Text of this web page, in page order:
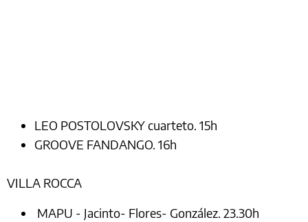
LEO POSTOLOVSKY cuarteto. 15h
GROOVE FANDANGO. 16h
VILLA ROCCA
MAPU - Jacinto- Flores- González. 23.30h